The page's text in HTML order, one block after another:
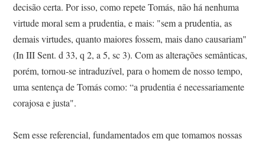
decisão certa. Por isso, como repete Tomás, não há nenhuma
virtude moral sem a prudentia, e mais: "sem a prudentia, as
demais virtudes, quanto maiores fossem, mais dano causariam"
(In III Sent. d 33, q 2, a 5, sc 3). Com as alterações semânticas,
porém, tornou-se intraduzível, para o homem de nosso tempo,
uma sentença de Tomás como: “a prudentia é necessariamente
corajosa e justa".
Sem esse referencial, fundamentados em que tomamos nossas